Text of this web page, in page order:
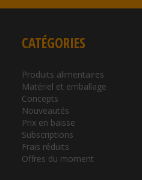
CATÉGORIES
Produits alimentaires
Matériel et emballage
Concepts
Nouveautés
Prix en baisse
Subscriptions
Frais réduits
Offres du moment